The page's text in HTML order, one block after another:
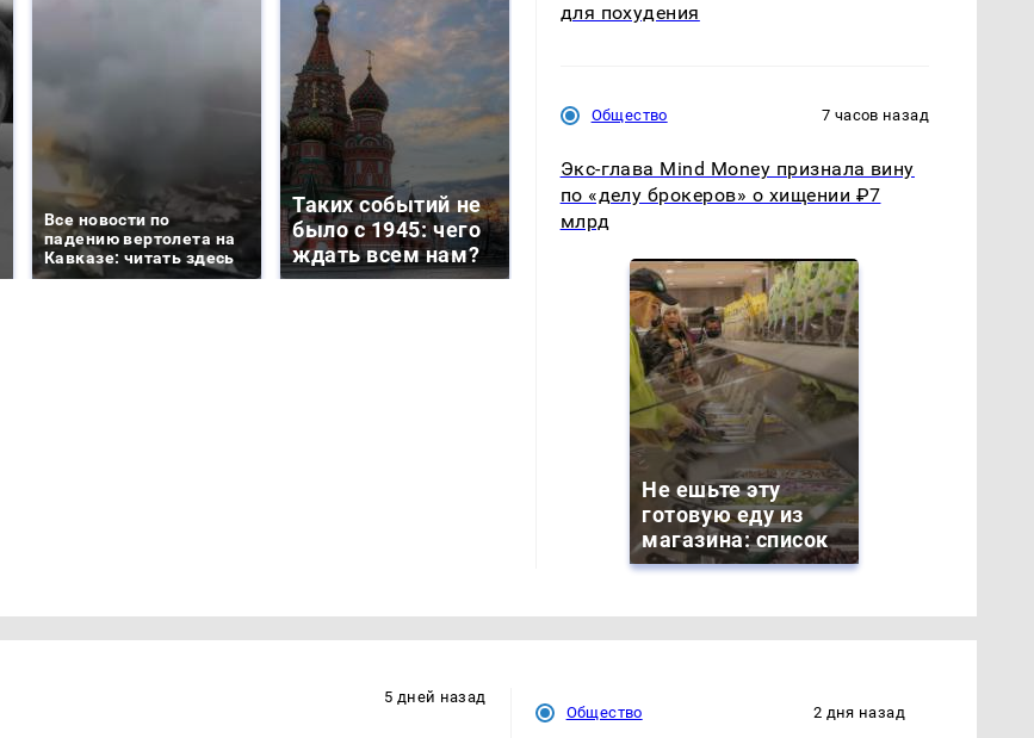
Все новости по
падению вертолета на
Кавказе: читать здесь
Таких событий не
было с 1945: чего
ждать всем нам?
В магазинах России
продукта: что купить?
СМИ: В Химках на
полицейскую
подожгли.
для похудения
Общество 7 часов назад
Экс-глава Mind Money признала вину
по «делу брокеров» о хищении ₽7
млрд
Не ешьте эту
готовую еду из
магазина: список
5 дней назад
Общество 2 дня назад